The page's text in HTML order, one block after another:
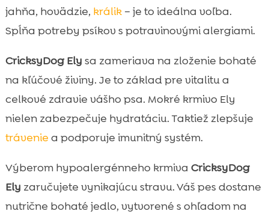
jahňa, hovädzie, králik– je to ideálna voľba.
Spĺňa potreby psíkov s potravinovými alergiami.
CricksyDog Ely sa zameriava na zloženie bohaté
na kľúčové živiny. Je to základ pre vitalitu a
celkové zdravie vášho psa. Mokré krmivo Ely
nielen zabezpečuje hydratáciu. Taktiež zlepšuje
trávenie a podporuje imunitný systém.
Výberom hypoalergénneho krmiva CricksyDog
Ely zaručujete vynikajúcu stravu. Váš pes dostane
nutrične bohaté jedlo, vytvorené s ohľadom na